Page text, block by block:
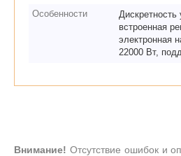
Особенности
встроенная
электронная
22000 Вт,
Внимание! Отсутствие ошибок и